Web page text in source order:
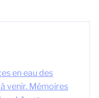
en eau des
venir. Mémoires